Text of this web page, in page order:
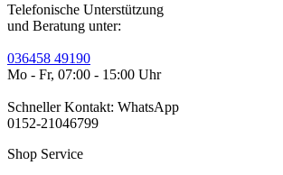
Telefonische Unterstützung
und Beratung unter:
036458 49190
Mo - Fr, 07:00 - 15:00 Uhr
Schneller Kontakt: WhatsApp
0152-21046799
Shop Service